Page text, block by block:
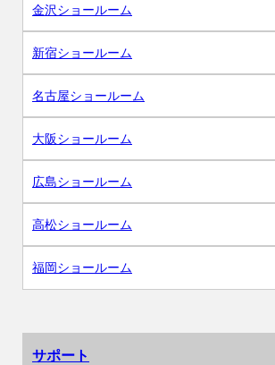
金沢ショールーム
新宿ショールーム
名古屋ショールーム
大阪ショールーム
広島ショールーム
高松ショールーム
福岡ショールーム
サポート